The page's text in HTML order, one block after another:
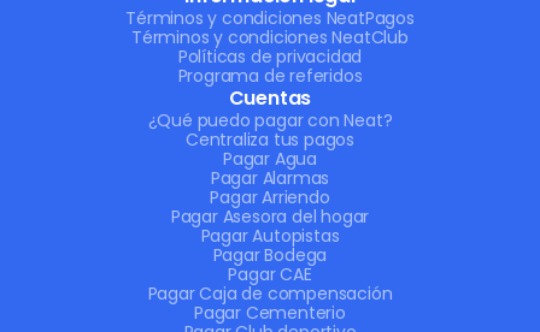
Términos y condiciones NeatPagos
Términos y condiciones NeatClub
Políticas de privacidad
Programa de referidos
Cuentas
¿Qué puedo pagar con Neat?
Centraliza tus pagos
Pagar Agua
Pagar Alarmas
Pagar Arriendo
Pagar Asesora del hogar
Pagar Autopistas
Pagar Bodega
Pagar CAE
Pagar Caja de compensación
Pagar Cementerio